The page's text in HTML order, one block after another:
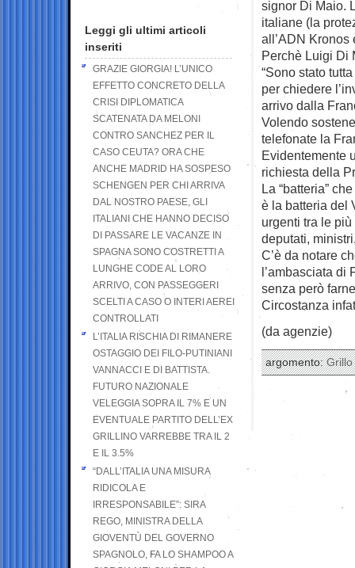
signor Di Maio.
italiane (la
all’ADN Kronos
Perchè Luigi Di
“Sono stato
per chiedere
arrivo dalla
Volendo
telefonate la
Evidentemente
richiesta della
La “batteria”
è la batteria del
urgenti tra le
deputati,
C’è da notare
l’ambasciata di
senza però
Circostanza
(da agenzie)
argomento:Grillo
Leggi gli ultimi articoli
inseriti
GRAZIE GIORGIA! L’UNICO
EFFETTO CONCRETO DELLA
CRISI DIPLOMATICA
SCATENATA DA MELONI
CONTRO SANCHEZ PER IL
CASO CEUTA? ORA CHE
ANCHE MADRID HA SOSPESO
SCHENGEN PER CHI ARRIVA
DAL NOSTRO PAESE, GLI
ITALIANI CHE HANNO DECISO
DI PASSARE LE VACANZE IN
SPAGNA SONO COSTRETTI A
LUNGHE CODE AL LORO
ARRIVO, CON PASSEGGERI
SCELTI A CASO O INTERI AEREI
CONTROLLATI
L’ITALIA RISCHIA DI RIMANERE
OSTAGGIO DEI FILO-PUTINIANI
VANNACCI E DI BATTISTA.
FUTURO NAZIONALE
VELEGGIA SOPRA IL 7% E UN
EVENTUALE PARTITO DELL’EX
GRILLINO VARREBBE TRA IL 2
E IL 3.5%
“DALL’ITALIA UNA MISURA
RIDICOLA E
IRRESPONSABILE”: SIRA
REGO, MINISTRA DELLA
GIOVENTÙ DEL GOVERNO
SPAGNOLO, FA LO SHAMPOO A